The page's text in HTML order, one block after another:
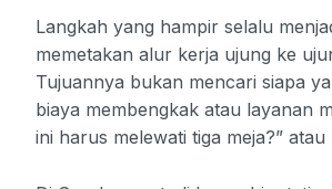
Langkah yang hampir selalu
memetakan alur kerja ujung ke
Tujuannya bukan mencari siapa
biaya membengkak atau layanan
ini harus melewati tiga meja?”